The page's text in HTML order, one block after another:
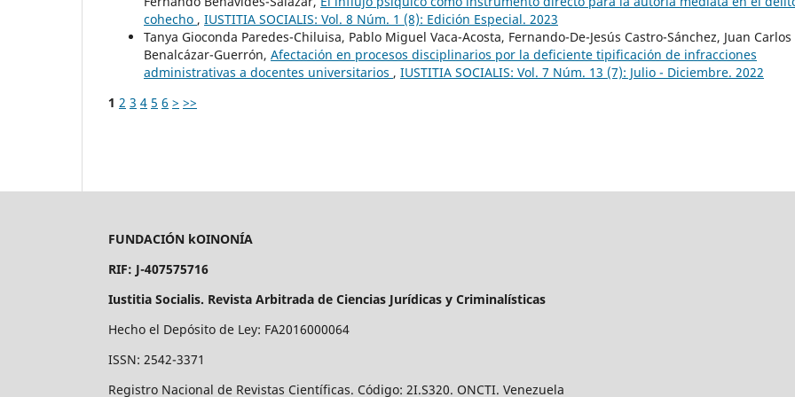
cohecho , IUSTITIA SOCIALIS: Vol. 8 Núm. 1 (8): Edición Especial. 2023
Tanya Gioconda Paredes-Chiluisa, Pablo Miguel Vaca-Acosta, Fernando-De-Jesús Castro-Sánchez, Juan Carlos
Benalcázar-Guerrón, Afectación en procesos disciplinarios por la deficiente tipificación de infracciones
administrativas a docentes universitarios , IUSTITIA SOCIALIS: Vol. 7 Núm. 13 (7): Julio - Diciembre. 2022
1 2 3 4 5 6 > >>
FUNDACIÓN kOINONÍA
RIF: J-407575716
Iustitia Socialis. Revista Arbitrada de Ciencias Jurídicas y Criminalísticas
Hecho el Depósito de Ley: FA2016000064
ISSN: 2542-3371
Registro Nacional de Revistas Científicas. Código: 2I.S320. ONCTI. Venezuela